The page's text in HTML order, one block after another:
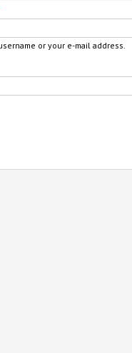
or your e-mail address.